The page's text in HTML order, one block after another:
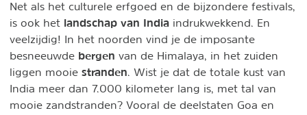
Net als het culturele erfgoed en de bijzondere festivals,
is ook het landschap van India indrukwekkend. En
veelzijdig! In het noorden vind je de imposante
besneeuwde bergen van de Himalaya, in het zuiden
liggen mooie stranden . Wist je dat de totale kust van
India meer dan 7.000 kilometer lang is, met tal van
mooie zandstranden? Vooral de deelstaten Goa en